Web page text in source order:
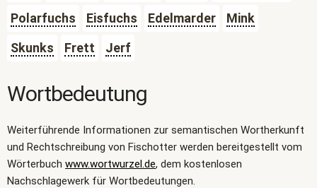
Polarfuchs Eisfuchs Edelmarder
Mink
Skunks
Frett Jerf
Wortbedeutung
Weiterführende Informationen zur semantischen Wortherkunft
und Rechtschreibung von Fischotter werden bereitgestellt vom
Wörterbuch www.wortwurzel.de, dem kostenlosen
Nachschlagewerk für Wortbedeutungen.